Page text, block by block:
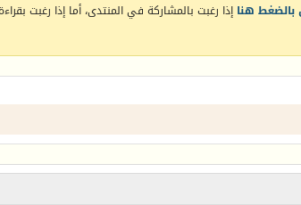
بالضغط هنا إذا رغبت بالمشاركة في المنتدى، أما إذا رغبت